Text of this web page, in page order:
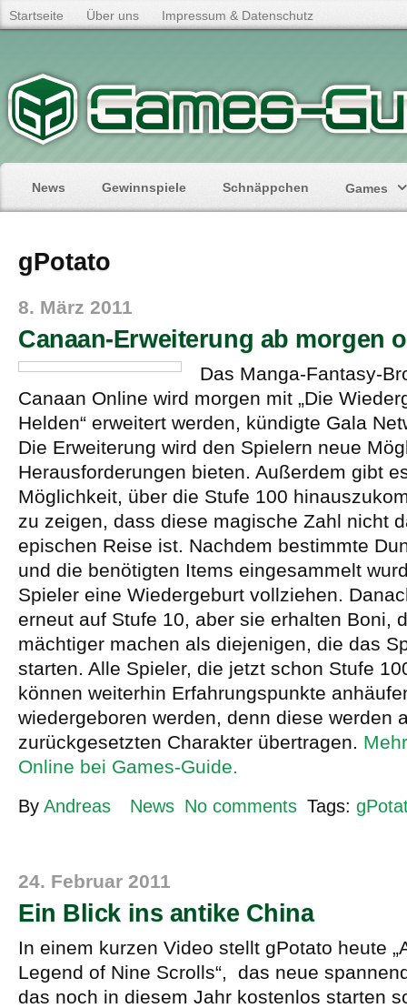
Startseite Über uns Impressum & Datenschutz
News Gewinnspiele Schnäppchen Games
gPotato
8. März 2011
Canaan-Erweiterung ab morgen
Das Manga-Fantasy-
Canaan Online wird morgen mit „Die
Helden“ erweitert werden, kündigte Gala
Die Erweiterung wird den Spielern neue
Herausforderungen bieten. Außerdem gibt
Möglichkeit, über die Stufe 100
zu zeigen, dass diese magische Zahl nicht
epischen Reise ist. Nachdem bestimmte
und die benötigten Items eingesammelt
Spieler eine Wiedergeburt vollziehen.
erneut auf Stufe 10, aber sie erhalten Boni,
mächtiger machen als diejenigen, die das
starten. Alle Spieler, die jetzt schon Stufe
können weiterhin Erfahrungspunkte
wiedergeboren werden, denn diese werden
zurückgesetzten Charakter übertragen.
Online bei Games-Guide.
By Andreas News No comments Tags:
24. Februar 2011
Ein Blick ins antike China
In einem kurzen Video stellt gPotato heute
Legend of Nine Scrolls“, das neue
das noch in diesem Jahr kostenlos starten